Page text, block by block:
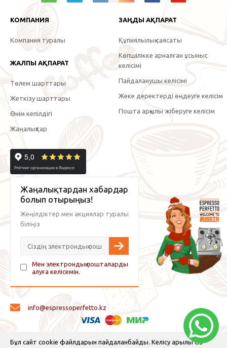
Бұл сайт cookie файлдарын пайдаланбайды. Келісу арқылы сіз
КОМПАНИЯ
Компания туралы
ЖАЛПЫ АҚПАРАТ
Төлем шарттары
Жеткізу шарттары
Өнім кепілдігі
Жаңалықтар
ЗАҢДЫ АҚПАРАТ
Құпиялылық саясаты
Көпшілікке арналған ұсыныс
келісімі
Пайдаланушы келісімі
Жеке деректерді өңдеуге келісім
Пошта арқылы жіберуге келісім
Жаңалықтардан хабардар
болып отырыңыз!
Жеңілдіктер мен акциялар туралы
біліңіз
Мен электрондық пошталарды
алуға келісемін.
info@espressoperfetto.kz
© 2026 Espresso Perfetto — кофе жабдықтары және кофе